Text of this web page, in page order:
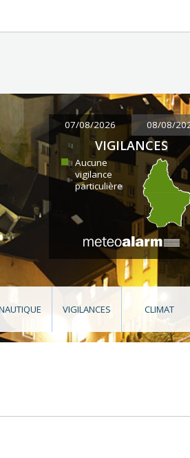
07/08/2026 08/08/
VIGILANCES
Aucune
vigilance
particulière
VIGILANCES CLIMAT